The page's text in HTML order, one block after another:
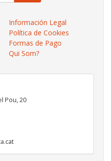
Información Legal
Política de Cookies
Formas de Pago
Qui Som?
Pou, 20